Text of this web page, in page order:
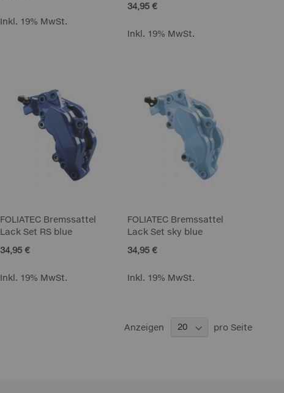
Inkl. 19% MwSt.
34,95 €
Inkl. 19% MwSt.
FOLIATEC Bremssattel
Lack Set RS blue
34,95 €
Inkl. 19% MwSt.
FOLIATEC Bremssattel
Lack Set sky blue
34,95 €
Inkl. 19% MwSt.
Anzeigen pro Seite